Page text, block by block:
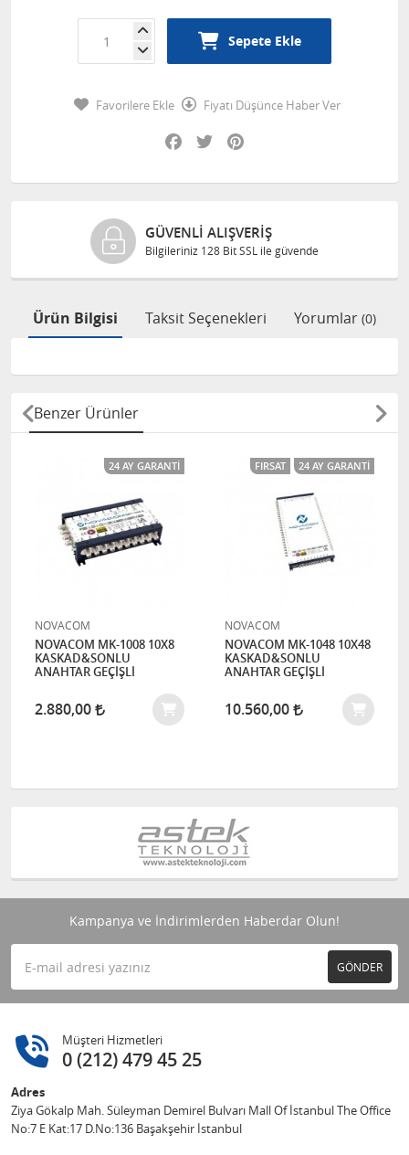
Sepete Ekle
Favorilere Ekle
Fiyatı Düşünce Haber Ver
Facebook
Twitter
GÜVENLI ALIŞVERIŞ
Bilgileriniz 128 Bit SSL ile güvende
Ürün Bilgisi Taksit Seçenekleri Yorumlar (0)
Benzer Ürünler
24 AY GARANTI
NOVACOM
NOVACOM MK-1008 10X8
KASKAD&SONLU
ANAHTAR GEÇİŞLİ
2.880,00
FIRSAT 24 AY GARANTI
NOVACOM
NOVACOM MK-1048 10X48
KASKAD&SONLU
ANAHTAR GEÇİŞLİ
10.560,00
Kampanya ve İndirimlerden Haberdar Olun!
GÖNDER
Müşteri Hizmetleri
0 (212) 479 45 25
Adres
Ziya Gökalp Mah. Süleyman Demirel Bulvarı Mall Of İstanbul The Office
No:7 E Kat:17 D.No:136 Başakşehir İstanbul